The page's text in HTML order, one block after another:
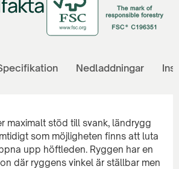
Nedladdningar
maximalt stöd till svank, ländrygg
som möjligheten finns att luta
upp höftleden. Ryggen har en
där ryggens vinkel är ställbar men